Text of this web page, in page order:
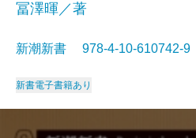
冨澤暉／著
新潮新書 978-4-10-
新書電子書籍あり